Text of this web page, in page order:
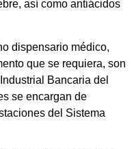
así como antiácidos
dispensario médico,
que se requiera, son
Bancaria del
se encargan de
del Sistema